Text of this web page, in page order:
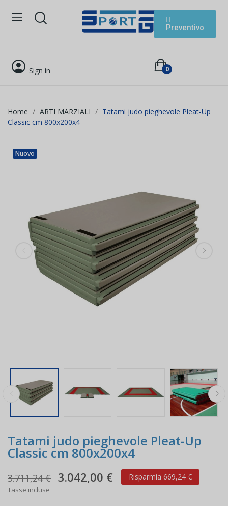
Preventivo
Sign in 0
Home ARTI MARZIALI
Tatami judo pieghevole Pleat-Up
Classic cm 800x200x4
Nuovo
Tatami judo pieghevole Pleat-Up
Classic cm 800x200x4
3.711,24 € 3.042,00 € Risparmia 669,24 €
Tasse incluse